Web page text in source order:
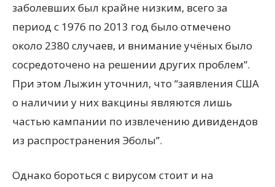
заболевших был крайне низким, всего за
период с 1976 по 2013 год было отмечено
около 2380 случаев, и внимание учёных было
сосредоточено на решении других проблем”.
При этом Лыжин уточнил, что “заявления США
о наличии у них вакцины являются лишь
частью кампании по извлечению дивидендов
из распространения Эболы”.
Однако бороться с вирусом стоит и на